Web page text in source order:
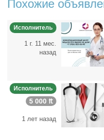
Похожие
Исполнитель
1 г. 11 мес.
назад
Исполнитель
5 000 ₶
1 лет назад